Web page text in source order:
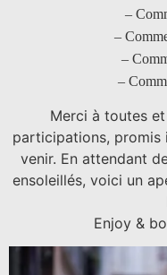
–
–
–
–
Merci à toutes
participations, promis
venir. En attendant
ensoleillés, voici un
Enjoy &